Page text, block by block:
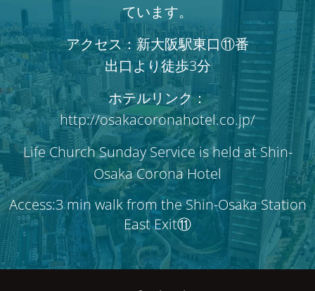
ています。
アクセス：新大阪駅東口⑪番
出口より徒歩3分
ホテルリンク：
http://osakacoronahotel.co.jp/
Life Church Sunday Service is held at Shin-
Osaka Corona Hotel
Access:3 min walk from the Shin-Osaka Station
East Exit⑪